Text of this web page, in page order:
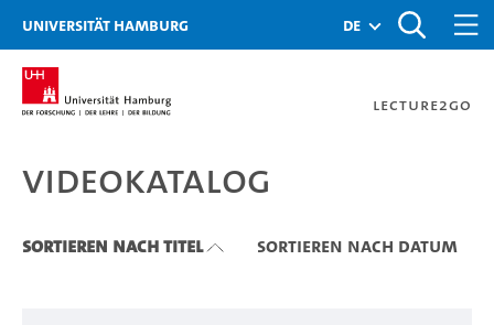
Zu den Filtern
Zur Metanavigation
Zur Hauptnavigation
Zur Suche
Zum Inhalt
Zum Seitenfuss
Universität Hamburg de
Lecture2Go
Videokatalog
Videokatalog
Sortieren nach Titel Sortieren nach Datum